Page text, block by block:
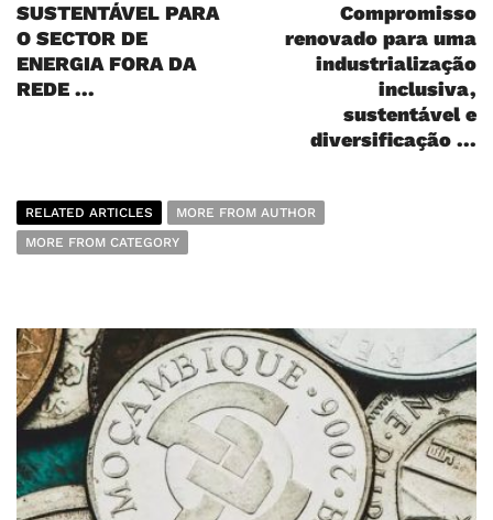
SUSTENTÁVEL PARA
O SECTOR DE
ENERGIA FORA DA
REDE ...
Compromisso
renovado para uma
industrialização
inclusiva,
sustentável e
diversificação ...
RELATED ARTICLES
MORE FROM AUTHOR
MORE FROM CATEGORY